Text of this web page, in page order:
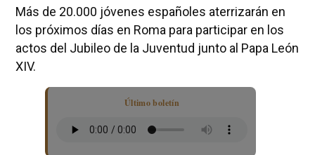
Más de 20.000 jóvenes españoles aterrizarán en
los próximos días en Roma para participar en los
actos del Jubileo de la Juventud junto al Papa León
XIV.
Último boletín